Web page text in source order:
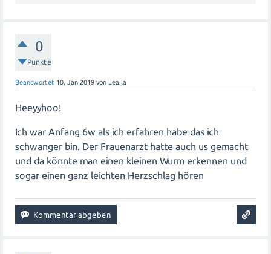
0
Punkte
Beantwortet 10, Jan 2019 von Lea.la
Heeyyhoo!
Ich war Anfang 6w als ich erfahren habe das ich
schwanger bin. Der Frauenarzt hatte auch us gemacht
und da könnte man einen kleinen Wurm erkennen und
sogar einen ganz leichten Herzschlag hören